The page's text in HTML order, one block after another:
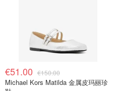
€51.00 €150.00
Michael Kors Matilda 金属皮玛丽珍